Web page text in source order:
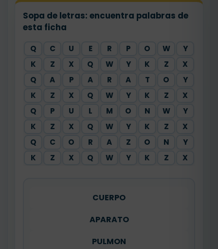
Sopa de letras: encuentra palabras de
esta ficha
Q C U E R P O W
Y
K
Z X Q W Y K Z
X
Q
A P A R A T O
Y
K
Z X Q W Y K Z
X
Q
P U L M O N W
Y
K
Z X Q W Y K Z
X
Q
C O R A Z O N
Y
K
Z X Q W Y K Z X
CUERPO
APARATO
PULMON